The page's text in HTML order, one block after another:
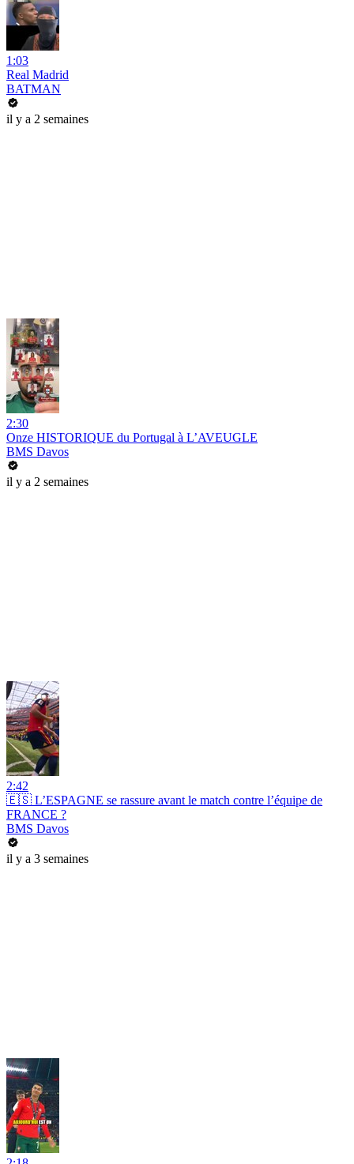
1:03
Real Madrid
BATMAN
il y a 2 semaines
2:30
Onze HISTORIQUE du Portugal à L’AVEUGLE
BMS Davos
il y a 2 semaines
2:42
🇪🇸 L’ESPAGNE se rassure avant le match contre l’équipe de
FRANCE ?
BMS Davos
il y a 3 semaines